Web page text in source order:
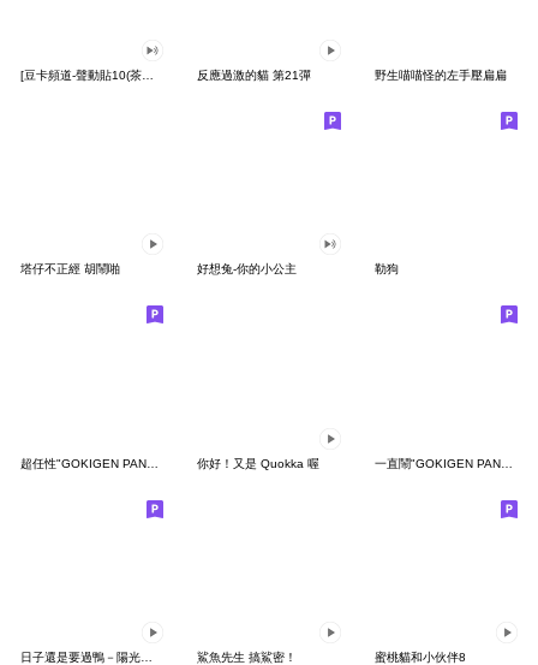
反應過激的貓 第21彈 野生喵喵怪的左手壓扁扁
塔仔不正經 胡鬧啪 好想兔-你的小公主 勒狗
你好！又是 Quokka 喔 一直鬧"GOKIGEN PANDA" 台灣版
鯊魚先生 搞鯊密！ 蜜桃貓和小伙伴8